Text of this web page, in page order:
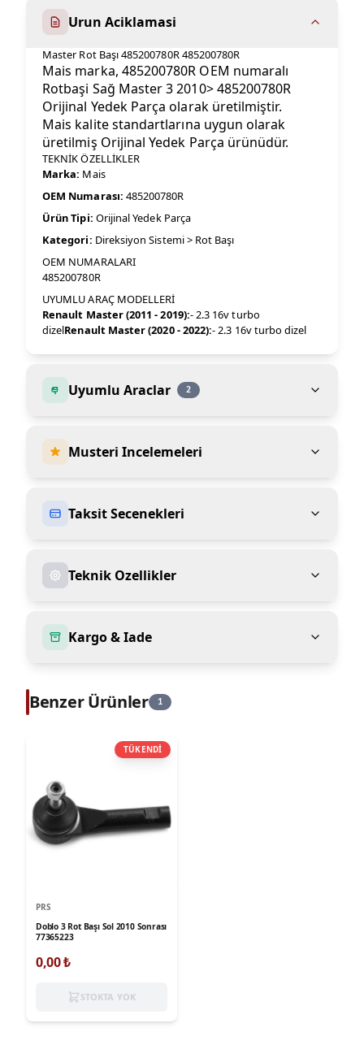
Urun Aciklamasi
Master Rot Başı 485200780R 485200780R
Mais marka, 485200780R OEM numaralı
Rotbaşi Sağ Master 3 2010> 485200780R
Orijinal Yedek Parça olarak üretilmiştir.
Mais kalite standartlarına uygun olarak
üretilmiş Orijinal Yedek Parça ürünüdür.
TEKNİK ÖZELLİKLER
Marka: Mais
OEM Numarası: 485200780R
Ürün Tipi: Orijinal Yedek Parça
Kategori: Direksiyon Sistemi > Rot Başı
OEM NUMARALARI
485200780R
UYUMLU ARAÇ MODELLERİ
Renault Master (2011 - 2019):- 2.3 16v turbo
dizelRenault Master (2020 - 2022):- 2.3 16v turbo dizel
Uyumlu Araclar 2
Musteri Incelemeleri
Taksit Secenekleri
Teknik Ozellikler
Kargo & Iade
Benzer Ürünler 1
TÜKENDİ
PRS
Doblo 3 Rot Başı Sol 2010 Sonrası
77365223
0,00₺
STOKTA YOK